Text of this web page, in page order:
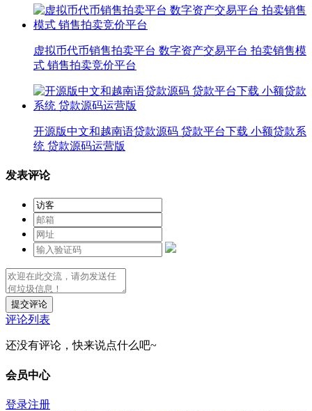
虚拟币代币销售拍卖平台 数字资产交易平台 拍卖销售模
式 销售拍卖竞价平台
开源版中文和越南语贷款源码 贷款平台下载 小额贷款系
统 贷款源码运营版
发表评论
提交评论
评论列表
还没有评论，快来说点什么吧~
会员中心
登录注册